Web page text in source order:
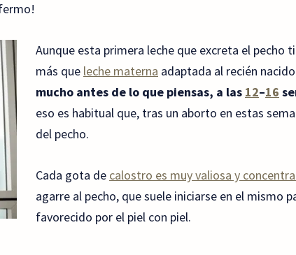
Aunque esta primera leche que excreta el pecho
más que leche materna adaptada al recién
mucho antes de lo que piensas, a las 12–16
eso es habitual que, tras un aborto en estas
del pecho.
Cada gota de calostro es muy valiosa y
agarre al pecho, que suele iniciarse en el mismo
favorecido por el piel con piel.